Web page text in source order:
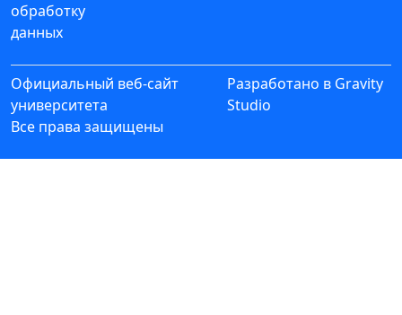
обработку
данных
Официальный веб-сайт
университета
Все права защищены
Разработано в Gravity
Studio